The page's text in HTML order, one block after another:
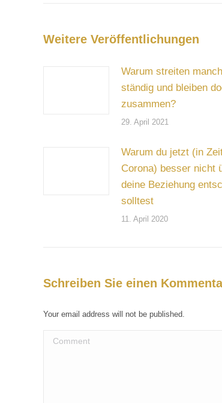
Weitere Veröffentlichungen
Warum streiten
ständig und bleiben
zusammen?
29. April 2021
Warum du jetzt (in
Corona) besser nicht
deine Beziehung
solltest
11. April 2020
Schreiben Sie einen
Your email address will not be published.
Comment